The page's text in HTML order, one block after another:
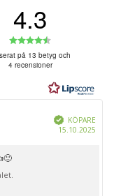
4.3
4.3
utav
5
på 13 betyg och
4 recensioner
Bekräftad
KÖPARE
15.10.2025